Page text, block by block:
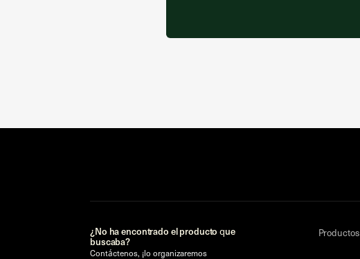
¿No ha encontrado el producto que
buscaba?
Contáctenos, ¡lo organizaremos
Productos